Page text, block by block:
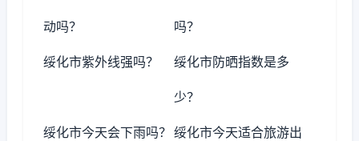
动吗？ 吗？
绥化市紫外线强吗？ 绥化市防晒指数是多
少？
绥化市今天会下雨吗？ 绥化市今天适合旅游出